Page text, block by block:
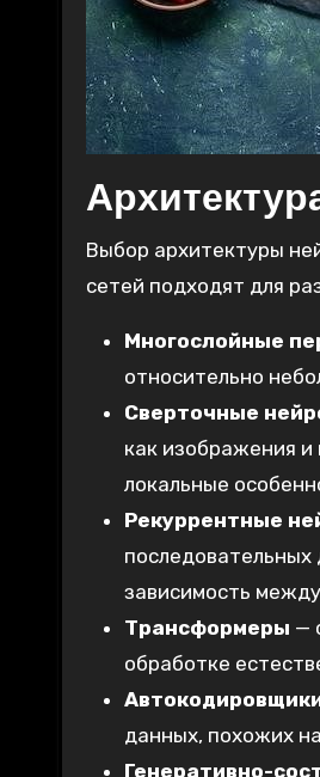
Выбор архитектуры
сетей подходят для
Многослойные
относительно
Сверточные
как изображения
локальные
Рекуррентные
зависимость
Трансформеры —
обработке
данных, похожих
Генеративно-